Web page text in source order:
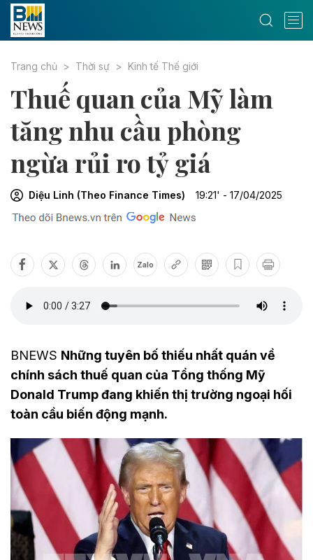
Trang chủ Thời sự Kinh tế Thế giới
Thuế quan của Mỹ làm
tăng nhu cầu phòng
ngừa rủi ro tỷ giá
Diệu Linh (Theo Finance Times) 19:21' - 17/04/2025
Zalo
BNEWS Những tuyên bố thiếu nhất quán về
chính sách thuế quan của Tổng thống Mỹ
Donald Trump đang khiến thị trường ngoại hối
toàn cầu biến động mạnh.